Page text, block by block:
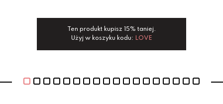
Ten produkt kupisz 15% taniej.
Użyj w koszyku kodu: LOVE